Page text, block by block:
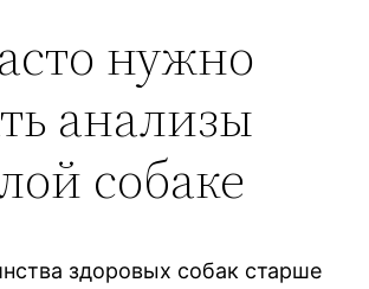
нужно
анализы
собаке
здоровых собак старше